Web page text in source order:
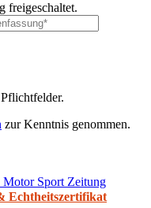
freigeschaltet.
zur Kenntnis genommen.
Echtheitszertifikat